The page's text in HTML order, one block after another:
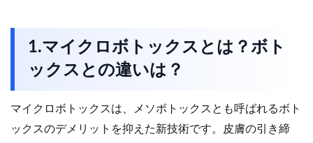
1.マイクロボトックスとは？ボト
ックスとの違いは？
マイクロボトックスは、メソボトックスとも呼ばれるボト
ックスのデメリットを抑えた新技術です。皮膚の引き締